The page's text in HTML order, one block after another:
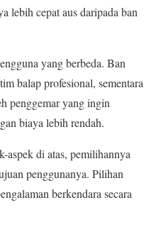
lebih cepat aus daripada ban
yang berbeda. Ban
balap profesional, sementara
penggemar yang ingin
biaya lebih rendah.
aspek di atas, pemilihannya
penggunanya. Pilihan
berkendara secara